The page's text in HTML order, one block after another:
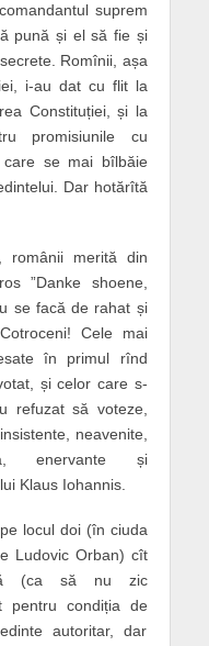
suprem
pună și el să fie și
Romînii, așa
i-au dat cu flit la
Constituției, și la
promisiunile cu
se mai bîlbăie
Dar hotărîtă
românii merită din
”Danke shoene,
se facă de rahat și
Cele mai
în primul rînd
și celor care s-
refuzat să voteze,
neavenite,
enervante și
Klaus Iohannis.
locul doi (în ciuda
Ludovic Orban) cît
(ca să nu zic
pentru condiția de
autoritar, dar